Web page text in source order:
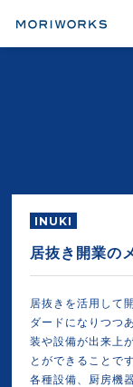
INUKI
居抜き開業の
居抜きを活用して
ダードになりつつ
装や設備が出来上
とができることで
各種設備、厨房機